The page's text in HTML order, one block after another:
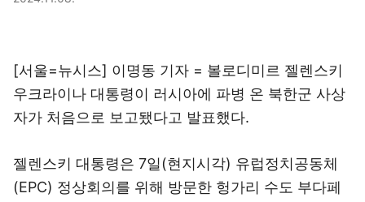
[서울=뉴시스] 이명동 기자 = 볼로디미르 젤렌스키
우크라이나 대통령이 러시아에 파병 온 북한군 사상
자가 처음으로 보고됐다고 발표했다.
젤렌스키 대통령은 7일(현지시각) 유럽정치공동체
(EPC) 정상회의를 위해 방문한 헝가리 수도 부다페